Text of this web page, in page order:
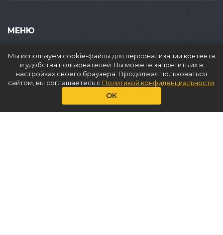
МЕНЮ
Продать
Доставка
Мы используем cookie-файлы для персонализации контента
и удобства пользователей. Вы можете запретить их в
настройках своего браузера. Продолжая пользоваться
сайтом, вы соглашаетесь с Политикой конфиденциальности
ОК